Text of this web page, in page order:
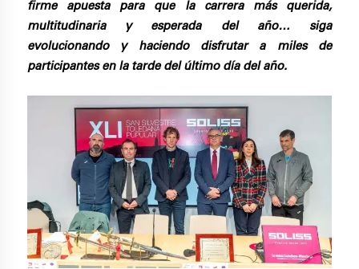
firme apuesta para que la carrera más querida,
multitudinaria y esperada del año… siga
evolucionando y haciendo disfrutar a miles de
participantes en la tarde del último día del año.